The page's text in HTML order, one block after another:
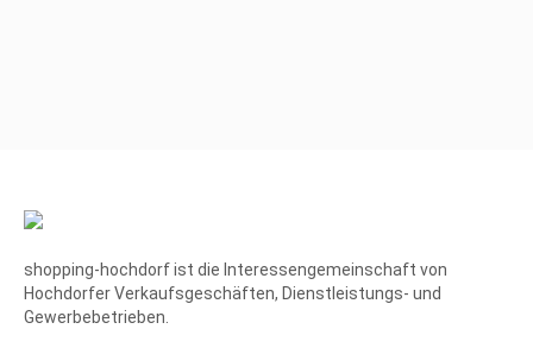
shopping-hochdorf ist die Interessengemeinschaft von
Hochdorfer Verkaufsgeschäften, Dienstleistungs- und
Gewerbebetrieben.